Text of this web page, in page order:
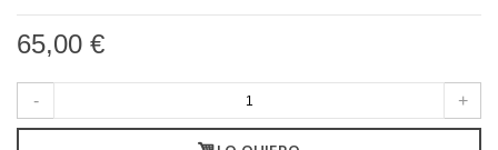
65,00 €
- +